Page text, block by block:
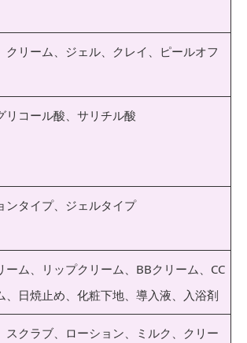
クリーム、ジェル、クレイ、ピールオフ
リコール酸、サリチル酸
ンタイプ、ジェルタイプ
ーム、リップクリーム、BBクリーム、CC
、日焼止め、化粧下地、導入液、入浴剤
スクラブ、ローション、ミルク、クリー